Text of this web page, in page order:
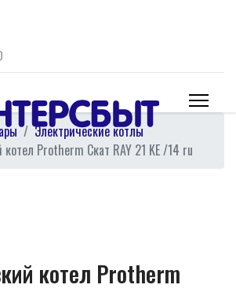
Электрические котлы
котел Protherm Скат RAY 21 KE /14 ru
котел Protherm